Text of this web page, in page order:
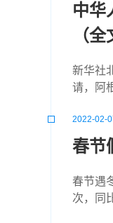
中华
（
新华社
请，阿
2022-02-
春节
春节遇
次，同